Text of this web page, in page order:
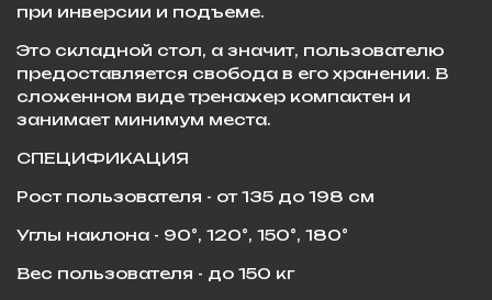
при инверсии и подъеме.
Это складной стол, а значит, пользователю
предоставляется свобода в его хранении. В
сложенном виде тренажер компактен и
занимает минимум места.
СПЕЦИФИКАЦИЯ
Рост пользователя - от 135 до 198 см
Углы наклона - 90°, 120°, 150°, 180°
Вес пользователя - до 150 кг